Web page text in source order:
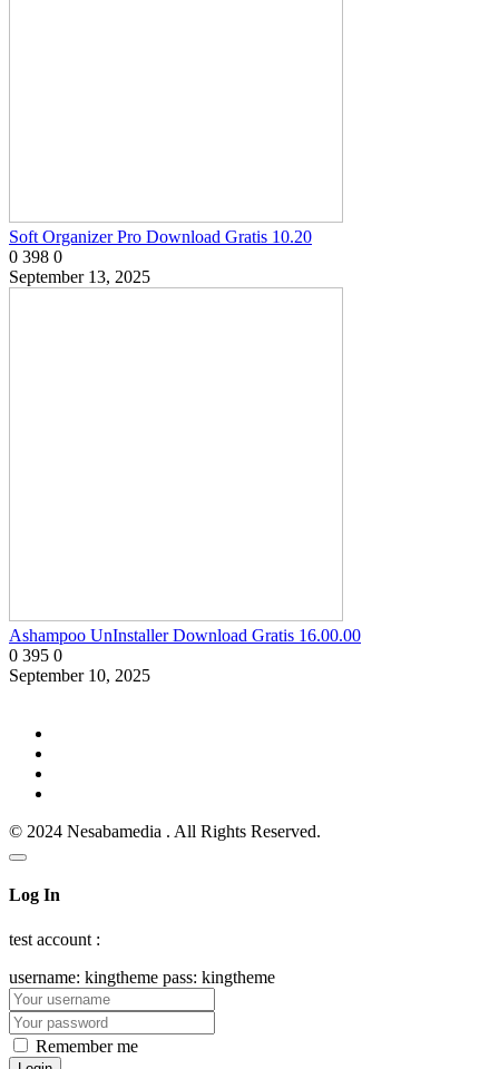
Soft Organizer Pro Download Gratis 10.20
0 398 0
September 13, 2025
Ashampoo UnInstaller Download Gratis 16.00.00
0 395 0
September 10, 2025
© 2024 Nesabamedia . All Rights Reserved.
Log In
test account :
username: kingtheme pass: kingtheme
Remember me